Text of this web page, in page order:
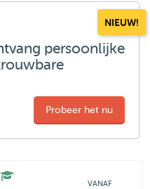
NIEUW!
persoonlijke
Probeer het nu
VANAF